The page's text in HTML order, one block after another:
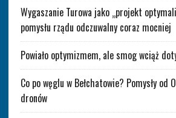
Wygaszanie Turowa jako „projekt
pomysłu rządu odczuwalny coraz mocniej
Powiało optymizmem, ale smog wciąż
Co po węglu w Bełchatowie? Pomysły od
dronów